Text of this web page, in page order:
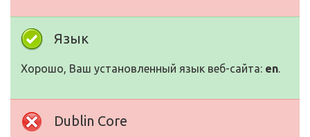
Язык
Хорошо, Ваш установленный язык веб-сайта: en.
Dublin Core